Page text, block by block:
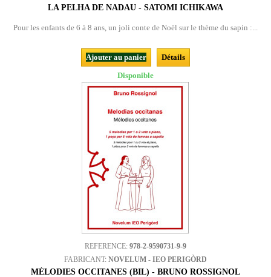
LA PELHA DE NADAU - SATOMI ICHIKAWA
Pour les enfants de 6 à 8 ans, un joli conte de Noël sur le thème du sapin :...
Ajouter au panier
Détails
Disponible
REFERENCE: 978-2-9590731-9-9
FABRICANT: NOVELUM - IEO PERIGÒRD
MÉLODIES OCCITANES (BIL) - BRUNO ROSSIGNOL